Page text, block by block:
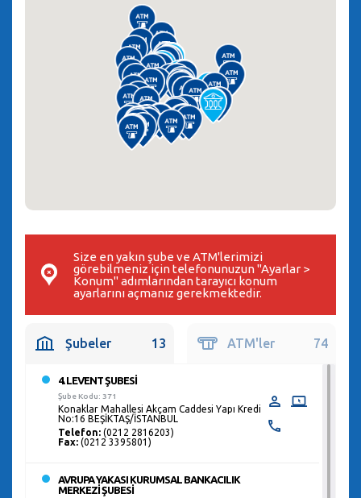
Size en yakın şube ve ATM'lerimizi
görebilmeniz için telefonunuzun "Ayarlar >
Konum" adımlarından tarayıcı konum
ayarlarını açmanız gerekmektedir.
Şubeler 13 ATM'ler 74
4. LEVENT ŞUBESİ
Şube Kodu: 371
Konaklar Mahallesi Akçam Caddesi Yapı Kredi
No:16 BEŞİKTAŞ/İSTANBUL
Telefon: (0212 2816203)
Fax: (0212 3395801)
AVRUPA YAKASI KURUMSAL BANKACILIK
MERKEZİ ŞUBESİ